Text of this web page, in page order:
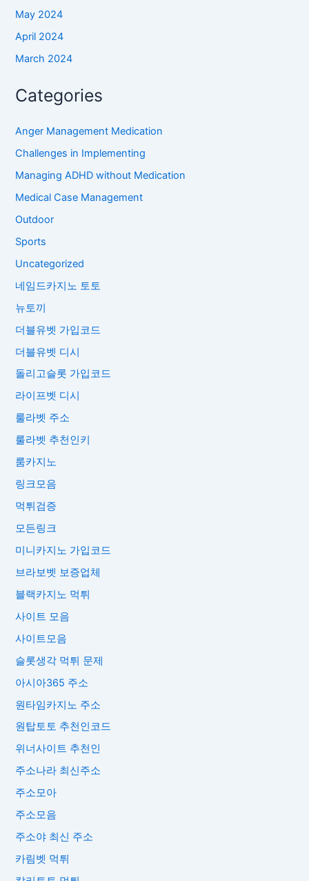
May 2024
April 2024
March 2024
Categories
Anger Management Medication
Challenges in Implementing
Managing ADHD without Medication
Medical Case Management
Outdoor
Sports
Uncategorized
네임드카지노 토토
뉴토끼
더블유벳 가입코드
더블유벳 디시
돌리고슬롯 가입코드
라이프벳 디시
룰라벳 주소
룰라벳 추천인키
룸카지노
링크모음
먹튀검증
모든링크
미니카지노 가입코드
브라보벳 보증업체
블랙카지노 먹튀
사이트 모음
사이트모음
슬롯생각 먹튀 문제
아시아365 주소
원타임카지노 주소
원탑토토 추천인코드
위너사이트 추천인
주소나라 최신주소
주소모아
주소모음
주소야 최신 주소
카림벳 먹튀